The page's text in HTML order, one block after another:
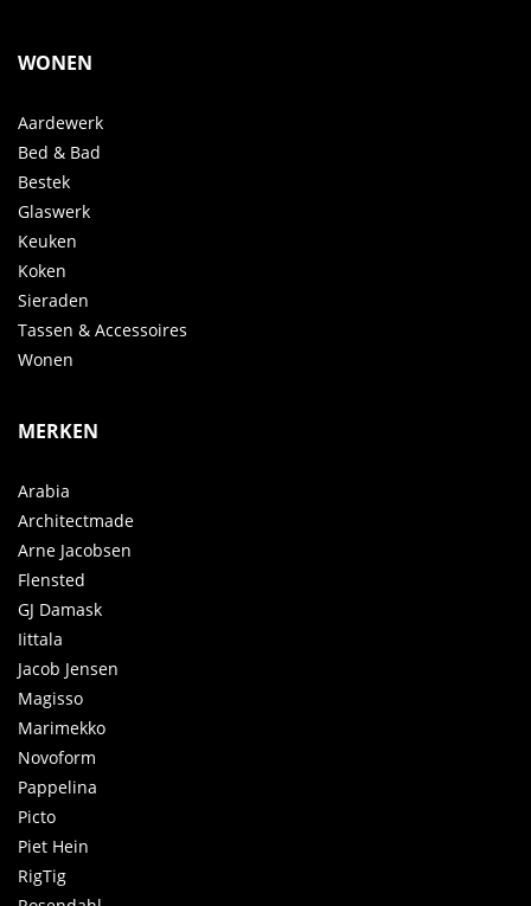
WONEN
Aardewerk
Bed & Bad
Bestek
Glaswerk
Keuken
Koken
Sieraden
Tassen & Accessoires
Wonen
MERKEN
Arabia
Architectmade
Arne Jacobsen
Flensted
GJ Damask
Iittala
Jacob Jensen
Magisso
Marimekko
Novoform
Pappelina
Picto
Piet Hein
RigTig